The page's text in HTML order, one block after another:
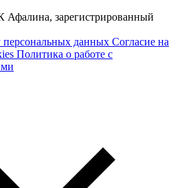
зарегистрированный
персональных данных Согласие на
Политика о работе с